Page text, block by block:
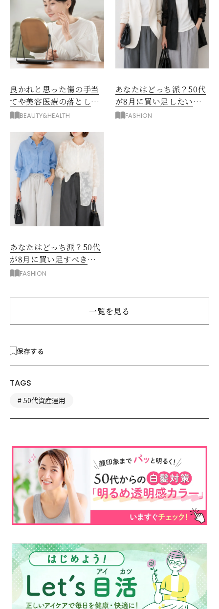
良かれと思った傷の手当
てや美容医療の落とし
穴！「形成外科」3大やめ
BEAUTY&HEALTH
あなたはどっち派？50代
が8月に買い足したい
「薄手ジャケット」
FASHION
あなたはどっち派？50代
が8月に買い足すべき
「着回せるトップス」
FASHION
一覧を見る
保存する
TAGS
50代資産運用